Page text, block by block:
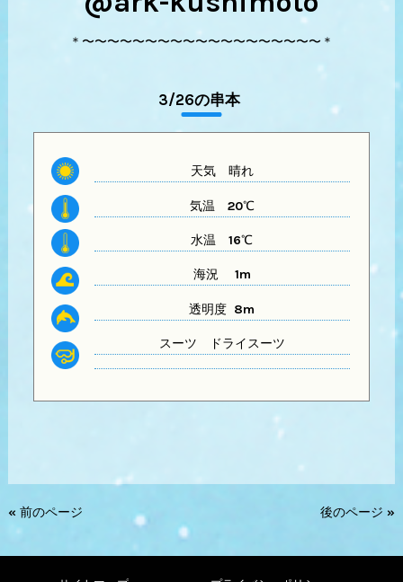
＊〜〜〜〜〜〜〜〜〜〜〜〜〜〜〜〜〜〜〜＊
3/26の串本
天気 晴れ
気温 20℃
水温 16℃
海況 1m
透明度 8m
スーツ ドライスーツ
« 前のページ 後のページ »